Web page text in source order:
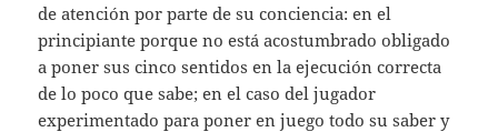
de atención por parte de su conciencia: en el
principiante porque no está acostumbrado obligado
a poner sus cinco sentidos en la ejecución correcta
de lo poco que sabe; en el caso del jugador
experimentado para poner en juego todo su saber y